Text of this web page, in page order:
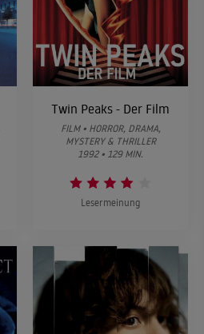
Twin Peaks - Der Film
FILM • HORROR, DRAMA,
MYSTERY & THRILLER
1992 • 129 MIN.
Lesermeinung